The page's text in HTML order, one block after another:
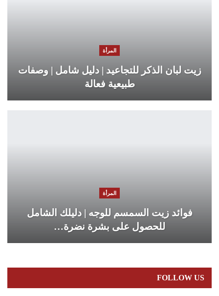
المرأة
زيت لبان الذكر للتجاعيد | دليل شامل | وصفات
طبيعية فعالة
المرأة
فوائد زيت السمسم للوجه | دليلك الشامل
للحصول على بشرة نضرة…
FOLLOW US